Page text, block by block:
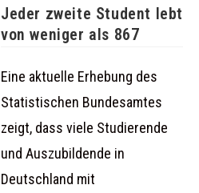
Jeder zweite Student lebt
von weniger als 867
Eine aktuelle Erhebung des
Statistischen Bundesamtes
zeigt, dass viele Studierende
und Auszubildende in
Deutschland mit